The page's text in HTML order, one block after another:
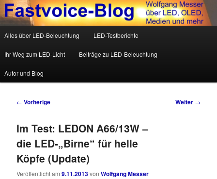
Fastvoice-Blog
Wolfgang Messer über LED, OLED, Medien und mehr
Zum Inhalt wechseln
Zum sekundären Inhalt wechseln
Alles über LED-Beleuchtung LED-Testberichte
Ihr Weg zum LED-Licht Beiträge zu LED-Beleuchtung
Autor und Blog
Beitrags-Navigation
← Vorherige Weiter →
Im Test: LEDON A66/13W –
die LED-„Birne“ für helle
Köpfe (Update)
Veröffentlicht am9.11.2013vonWolfgang Messer